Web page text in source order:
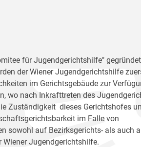
für Jugendgerichtshilfe"
der Wiener Jugendgerichtshilfe
im Gerichtsgebäude zur
wo nach Inkrafttreten des
Zuständigkeit dieses Gerichtshofes
im Falle von
sowohl auf Bezirksgerichts- als auch
Jugendgerichtshilfe.